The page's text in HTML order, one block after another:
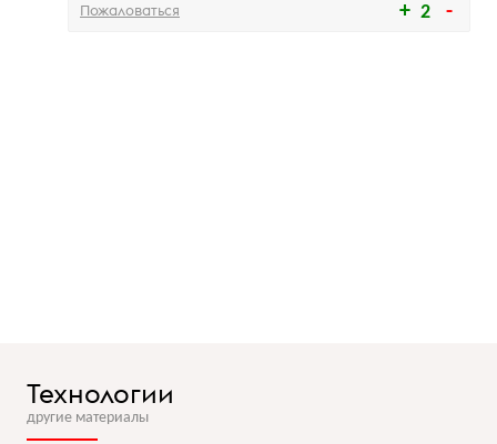
2
Пожаловаться
Технологии
другие материалы